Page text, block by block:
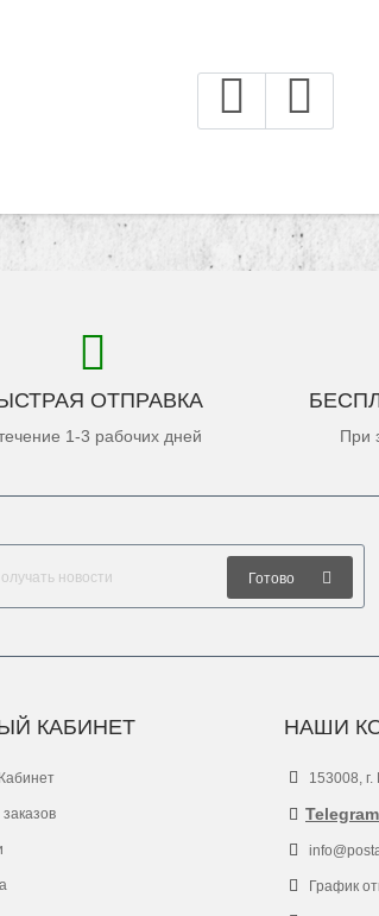
ОТПРАВКА
1-3 рабочих дней При
Готово
КАБИНЕТ НАШИ
153008,
График